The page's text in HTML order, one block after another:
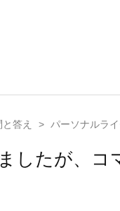
答え > パーソナルラ
したが、コ